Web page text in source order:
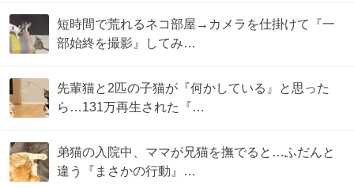
短時間で荒れるネコ部屋→カメラを仕掛けて『一
部始終を撮影』してみ…
先輩猫と2匹の子猫が『何かしている』と思った
ら…131万再生された『…
弟猫の入院中、ママが兄猫を撫でると…ふだんと
違う『まさかの行動』…